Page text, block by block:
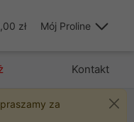
zł Mój Proline
Kontakt
za